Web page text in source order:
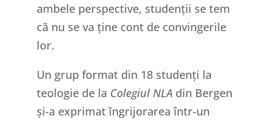
ambele perspective, studenții se tem
că nu se va ține cont de convingerile
lor.
Un grup format din 18 studenți la
teologie de la Colegiul NLAdin Bergen
și-a exprimat îngrijorarea într-un